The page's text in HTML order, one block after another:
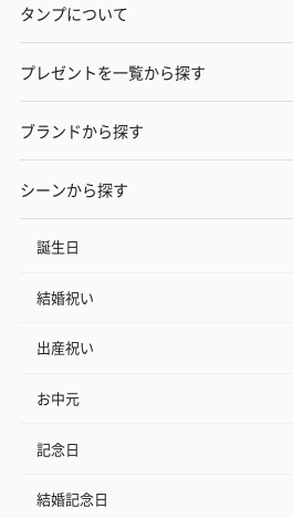
タンプについて
プレゼントを一覧から探す
ブランドから探す
シーンから探す
誕生日
結婚祝い
出産祝い
お中元
記念日
結婚記念日